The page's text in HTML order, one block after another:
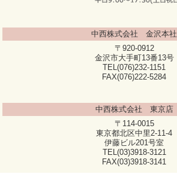
中西株式会社 金沢本社
〒920-0912
金沢市大手町13番13号
TEL(076)232-1151
FAX(076)222-5284
中西株式会社 東京店
〒114-0015
東京都北区中里2-11-4
伊藤ビル201号室
TEL(03)3918-3121
FAX(03)3918-3141